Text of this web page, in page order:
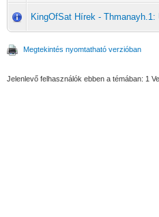
KingOfSat Hírek -
Megtekintés nyomtatható verzióban
Jelenlevő felhasználók ebben a témában: 1